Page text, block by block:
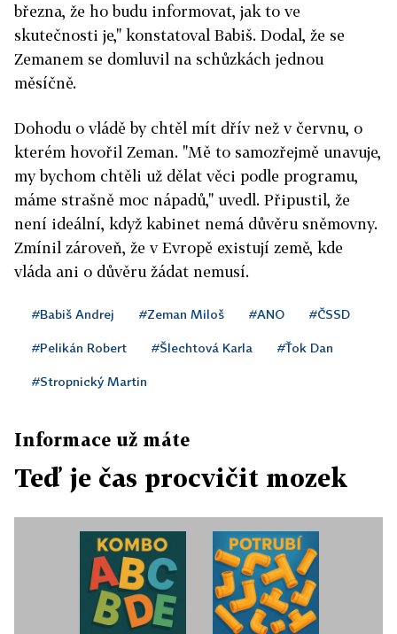
března, že ho budu informovat, jak to ve
skutečnosti je," konstatoval Babiš. Dodal, že se
Zemanem se domluvil na schůzkách jednou
měsíčně.
Dohodu o vládě by chtěl mít dřív než v červnu, o
kterém hovořil Zeman. "Mě to samozřejmě unavuje,
my bychom chtěli už dělat věci podle programu,
máme strašně moc nápadů," uvedl. Připustil, že
není ideální, když kabinet nemá důvěru sněmovny.
Zmínil zároveň, že v Evropě existují země, kde
vláda ani o důvěru žádat nemusí.
#Babiš Andrej #Zeman Miloš #ANO #ČSSD
#Pelikán Robert #Šlechtová Karla #Ťok Dan
#Stropnický Martin
Informace už máte
Teď je čas procvičit mozek